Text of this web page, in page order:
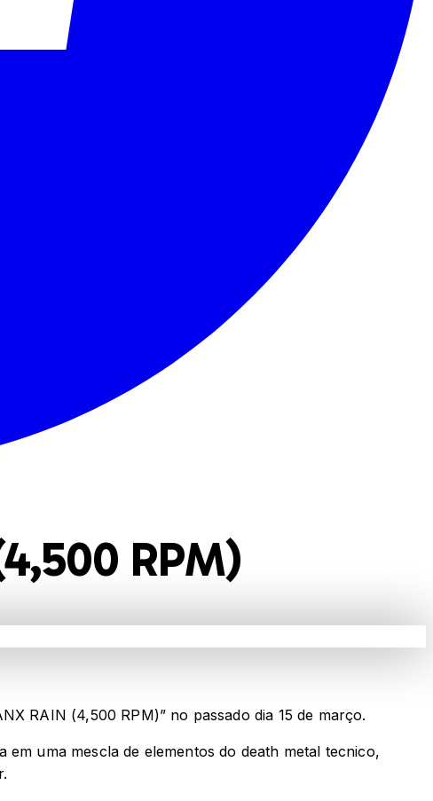
RPM)
RAIN (4,500 RPM)” no passado dia 15 de março.
uma mescla de elementos do death metal tecnico,